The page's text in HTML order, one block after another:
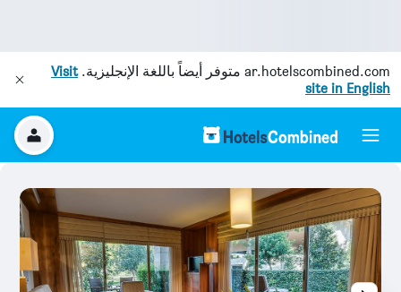
ar.hotelscombined.com متوفر أيضاً باللغة الإنجليزية.Visit
site in English